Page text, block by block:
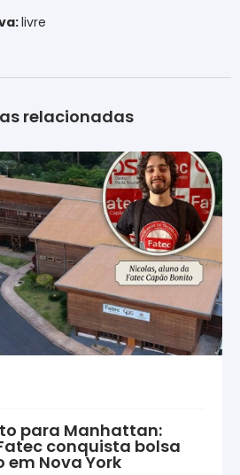
livre
relacionadas
para Manhattan:
conquista bolsa
Nova York